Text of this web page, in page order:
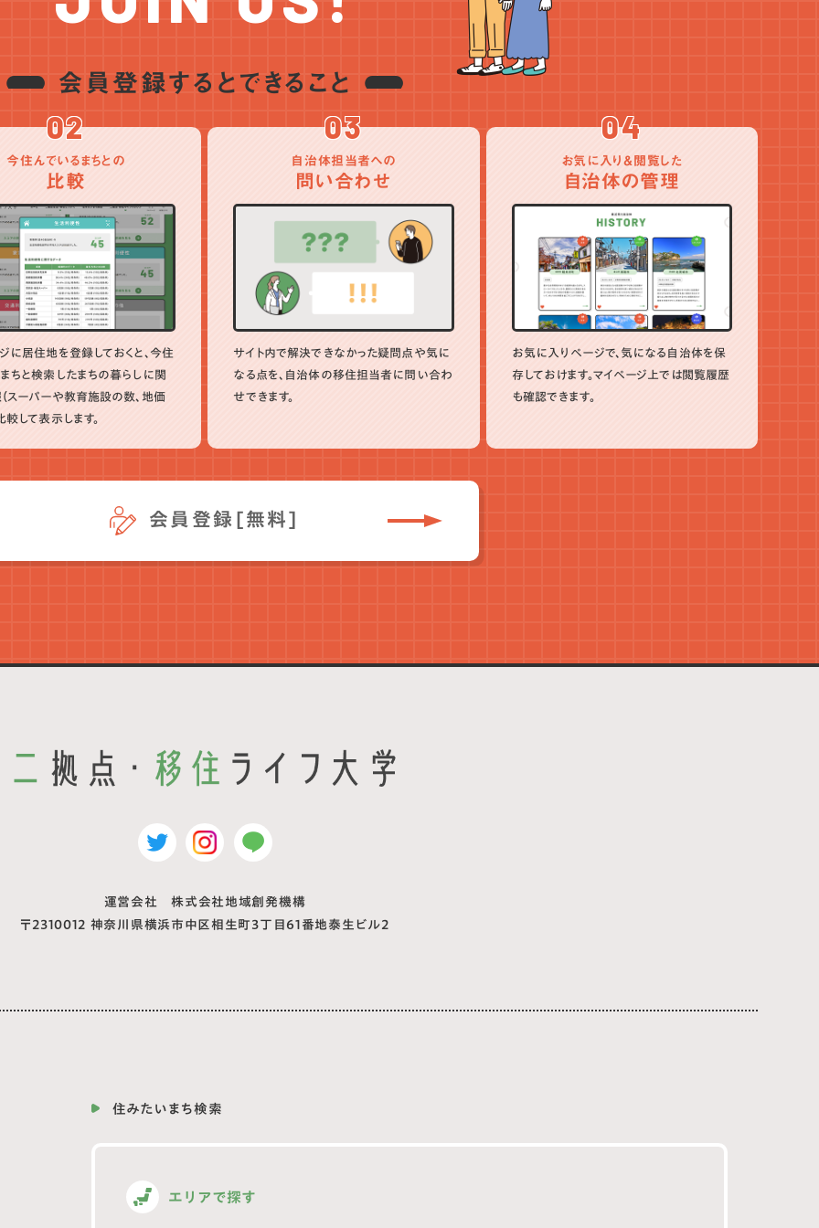
会員登録するとできること
02
今住んでいるまちとの
比較
に居住地を登録しておくと、今住
ちと検索したまちの暮らしに関
スーパーや教育施設の数、地価
較して表示します。
03
自治体担当者への
問い合わせ
サイト内で解決できなかった疑問点や気に
なる点を、自治体の移住担当者に問い合わ
せできます。
04
お気に入り＆閲覧した
自治体の管理
お気に入りページで、気になる自治体を保
存しておけます。マイページ上では閲覧履歴
も確認できます。
会員登録[無料]
運営会社 株式会社地域創発機構
〒2310012 神奈川県横浜市中区相生町3丁目61番地泰生ビル2
住みたいまち検索
エリアで探す